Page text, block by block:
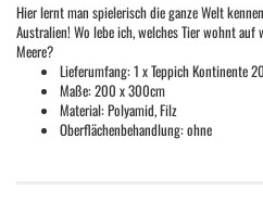
Hier lernt man spielerisch die ganze Welt
Australien! Wo lebe ich, welches Tier wohnt
Meere?
Lieferumfang: 1 x Teppich Kontinente
Maße: 200 x 300cm
Material: Polyamid, Filz
Oberflächenbehandlung: ohne